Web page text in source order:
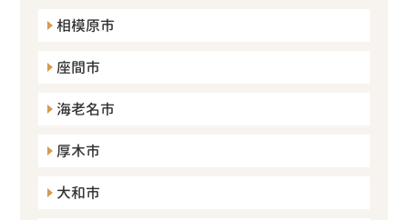
相模原市
座間市
海老名市
厚木市
大和市